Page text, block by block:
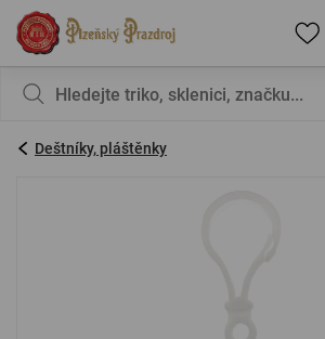
registrujte .
Deštníky, pláštěnky